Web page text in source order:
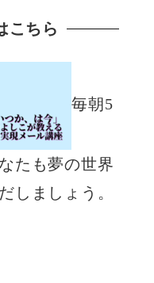
こちら
毎朝5
たも夢の世界
しましょう。